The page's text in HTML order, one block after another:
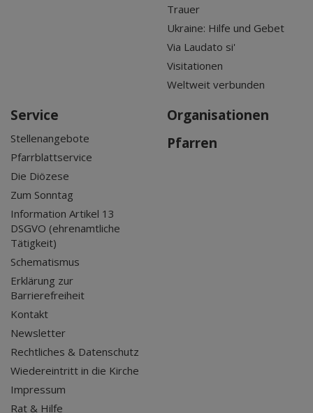
Trauer
Ukraine: Hilfe und Gebet
Via Laudato si'
Visitationen
Weltweit verbunden
Service
Stellenangebote
Pfarrblattservice
Die Diözese
Zum Sonntag
Information Artikel 13
DSGVO (ehrenamtliche
Tätigkeit)
Schematismus
Erklärung zur
Barrierefreiheit
Kontakt
Newsletter
Rechtliches & Datenschutz
Wiedereintritt in die Kirche
Impressum
Rat & Hilfe
Organisationen
Pfarren